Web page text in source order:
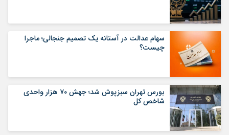
سهام عدالت در آستانه یک تصمیم جنجالی؛ ماجرا
چیست؟
بورس تهران سبزپوش شد؛ جهش ۷۰ هزار واحدی
شاخص کل